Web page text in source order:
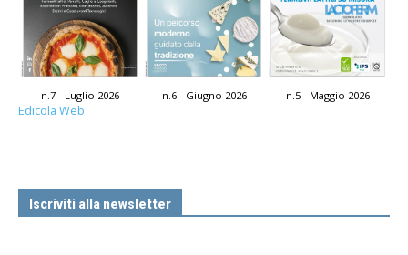
n.7 - Luglio 2026 n.6 - Giugno 2026 n.5 - Maggio 2026
Edicola Web
Iscriviti alla newsletter